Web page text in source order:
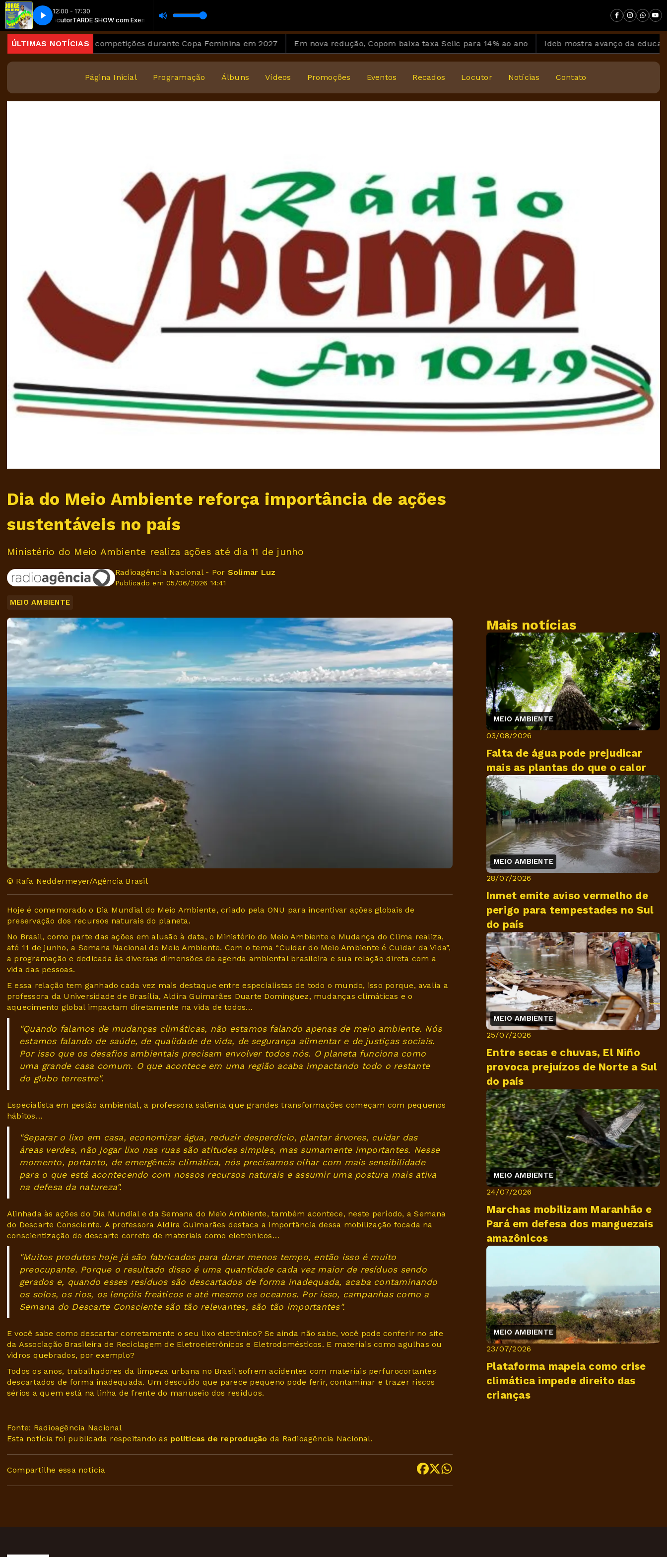
12:00 - 17:30
de locutor TARDE SHOW com Exemplo de locutor
Boa Tarde
ÚLTIMAS NOTÍCIAS
das competições durante Copa Feminina em 2027 Em nova redução, Copom baixa taxa Selic para 14% ao ano Ideb mostra avanço da educação básica
Página Inicial Programação Álbuns Vídeos Promoções Eventos Recados Locutor Notícias Contato
Dia do Meio Ambiente reforça importância de ações
sustentáveis no país
Ministério do Meio Ambiente realiza ações até dia 11 de junho
Radioagência Nacional - Por Solimar Luz
Publicado em 05/06/2026 14:41
MEIO AMBIENTE
© Rafa Neddermeyer/Agência Brasil
Hoje é comemorado o Dia Mundial do Meio Ambiente, criado pela ONU para incentivar ações globais de
preservação dos recursos naturais do planeta.
No Brasil, como parte das ações em alusão à data, o Ministério do Meio Ambiente e Mudança do Clima realiza,
até 11 de junho, a Semana Nacional do Meio Ambiente. Com o tema “Cuidar do Meio Ambiente é Cuidar da Vida”,
a programação e dedicada às diversas dimensões da agenda ambiental brasileira e sua relação direta com a
vida das pessoas.
E essa relação tem ganhado cada vez mais destaque entre especialistas de todo o mundo, isso porque, avalia a
professora da Universidade de Brasília, Aldira Guimarães Duarte Dominguez, mudanças climáticas e o
aquecimento global impactam diretamente na vida de todos…
"Quando falamos de mudanças climáticas, não estamos falando apenas de meio ambiente. Nós
estamos falando de saúde, de qualidade de vida, de segurança alimentar e de justiças sociais.
Por isso que os desafios ambientais precisam envolver todos nós. O planeta funciona como
uma grande casa comum. O que acontece em uma região acaba impactando todo o restante
do globo terrestre".
Especialista em gestão ambiental, a professora salienta que grandes transformações começam com pequenos
hábitos…
"Separar o lixo em casa, economizar água, reduzir desperdício, plantar árvores, cuidar das
áreas verdes, não jogar lixo nas ruas são atitudes simples, mas sumamente importantes. Nesse
momento, portanto, de emergência climática, nós precisamos olhar com mais sensibilidade
para o que está acontecendo com nossos recursos naturais e assumir uma postura mais ativa
na defesa da natureza".
Alinhada às ações do Dia Mundial e da Semana do Meio Ambiente, também acontece, neste período, a Semana
do Descarte Consciente. A professora Aldira Guimarães destaca a importância dessa mobilização focada na
conscientização do descarte correto de materiais como eletrônicos…
"Muitos produtos hoje já são fabricados para durar menos tempo, então isso é muito
preocupante. Porque o resultado disso é uma quantidade cada vez maior de resíduos sendo
gerados e, quando esses resíduos são descartados de forma inadequada, acaba contaminando
os solos, os rios, os lençóis freáticos e até mesmo os oceanos. Por isso, campanhas como a
Semana do Descarte Consciente são tão relevantes, são tão importantes".
E você sabe como descartar corretamente o seu lixo eletrônico? Se ainda não sabe, você pode conferir no site
da Associação Brasileira de Reciclagem de Eletroeletrônicos e Eletrodomésticos. E materiais como agulhas ou
vidros quebrados, por exemplo?
Todos os anos, trabalhadores da limpeza urbana no Brasil sofrem acidentes com materiais perfurocortantes
descartados de forma inadequada. Um descuido que parece pequeno pode ferir, contaminar e trazer riscos
sérios a quem está na linha de frente do manuseio dos resíduos.
Fonte: Radioagência Nacional
Esta notícia foi publicada respeitando as políticas de reprodução da Radioagência Nacional.
Compartilhe essa notícia
Mais notícias
MEIO AMBIENTE
03/08/2026
Falta de água pode prejudicar
mais as plantas do que o calor
MEIO AMBIENTE
28/07/2026
Inmet emite aviso vermelho de
perigo para tempestades no Sul
do país
MEIO AMBIENTE
25/07/2026
Entre secas e chuvas, El Niño
provoca prejuízos de Norte a Sul
do país
MEIO AMBIENTE
24/07/2026
Marchas mobilizam Maranhão e
Pará em defesa dos manguezais
amazônicos
MEIO AMBIENTE
23/07/2026
Plataforma mapeia como crise
climática impede direito das
crianças